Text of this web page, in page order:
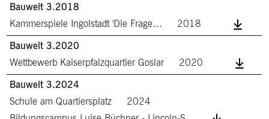
Bauwelt 3.2018
Kammerspiele Ingolstadt 'Die Frage…
2018
Bauwelt 3.2020
Wettbewerb Kaiserpfalzquartier Goslar
2020
Bauwelt 3.2024
Schule am Quartiersplatz
2024